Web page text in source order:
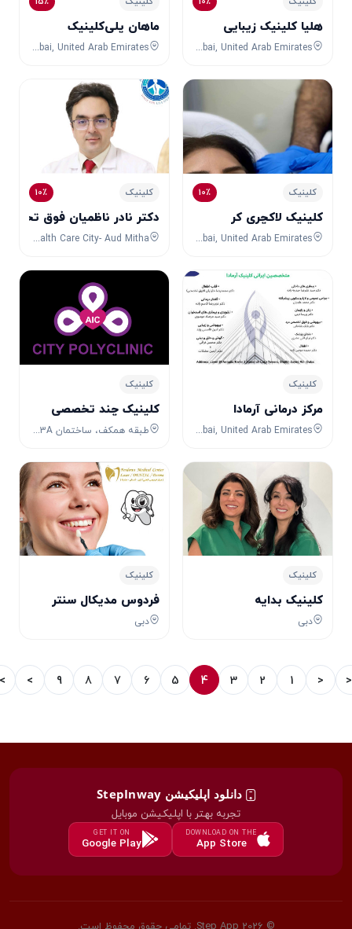
هليا کلینیک زیبایی
Office No. 4, Level 1, Indigo Building 7, Sheikh Zayed Road, Al Manara, Dubai, Dubai, United Arab Emirates
ماهان پلی‌کلینیک
57PG+77C, Business Bay, Dubai, Dubai, United Arab Emirates
کلینیک 10٪
کلینیک لاکچری کر
5CXR+8VH, Al Warqa 4, Al Warqa, Dubai, Dubai, United Arab Emirates
کلینیک 10٪
دکتر نادر ناظمیان فوق تخصص
Dubai Health Care City- Aud Mitha
کلینیک
مرکز درمانی آرمادا
34FW+Q5R, Jumeirah Lakes Towers, Al Thanyah Fifth, Dubai, Dubai, United Arab Emirates
کلینیک
کلینیک چند تخصصی
طبقه همکف، ساختمان 23A، بلوار City Walk، City Walk، دبی، امارات متحده عربی
کلینیک
کلینیک بدایه
دبی
کلینیک
فردوس مدیکال سنتر
دبی
<
1
2
3
4
5
6
7
8
9
>
>|
دانلود اپلیکیشن StepInway
تجربه بهتر با اپلیکیشن موبایل
DOWNLOAD ON THE
App Store
GET IT ON
Google Play